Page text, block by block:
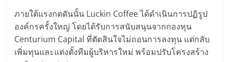
ไชส์
แฟ
ภายใต้แรงกดดันนั้น Luckin Coffee ได้ดำเนินการปฏิรูป
องค์กรครั้งใหญ่ โดยได้รับการสนับสนุนจากกองทุน
Centurium Capital ที่ตัดสินใจไม่ถอนการลงทุน แต่กลับ
เพิ่มทุนและแต่งตั้งทีมผู้บริหารใหม่ พร้อมปรับโครงสร้าง